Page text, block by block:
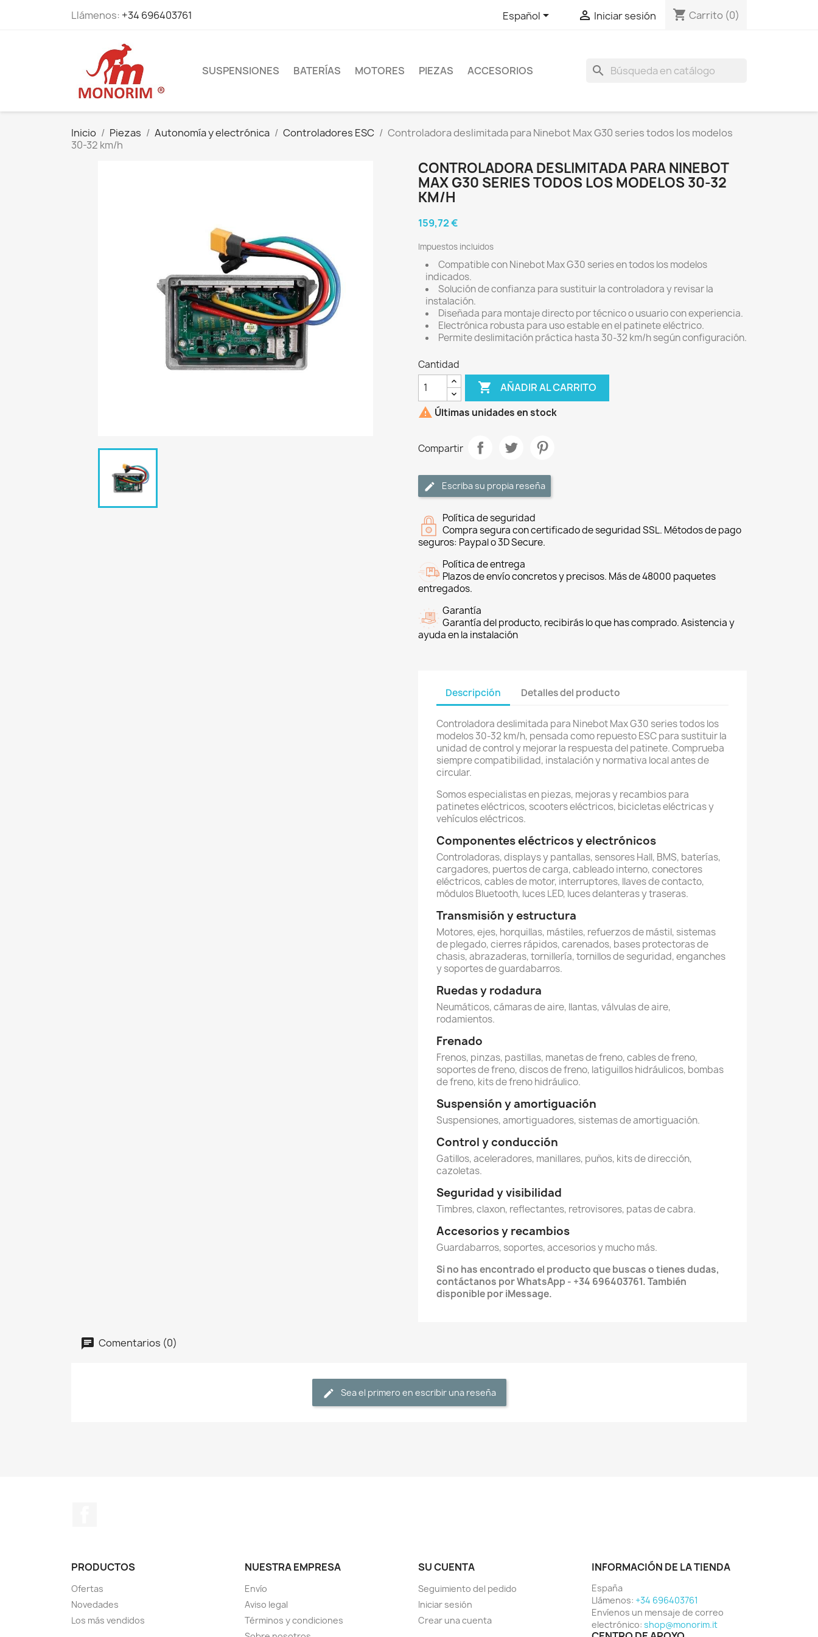
Llámenos: +34 696403761 Español  Iniciar sesión shopping_cart Carrito (0)
SUSPENSIONES BATERÍAS MOTORES PIEZAS ACCESORIOS search
Inicio Piezas Autonomía y electrónica Controladores ESC
Controladora deslimitada para Ninebot Max G30 series todos los modelos
30-32 km/h
CONTROLADORA DESLIMITADA PARA NINEBOT
MAX G30 SERIES TODOS LOS MODELOS 30-32
KM/H
159,72 €
Impuestos incluidos
Compatible con Ninebot Max G30 series en todos los modelos
indicados.
Solución de confianza para sustituir la controladora y revisar la
instalación.
Diseñada para montaje directo por técnico o usuario con experiencia.
Electrónica robusta para uso estable en el patinete eléctrico.
Permite deslimitación práctica hasta 30-32 km/h según configuración.
Cantidad
 AÑADIR AL CARRITO
 Últimas unidades en stock
Compartir
Escriba su propia reseña
Política de seguridad
Compra segura con certificado de seguridad SSL. Métodos de pago
seguros: Paypal o 3D Secure.
Política de entrega
Plazos de envío concretos y precisos. Más de 48000 paquetes
entregados.
Garantía
Garantía del producto, recibirás lo que has comprado. Asistencia y
ayuda en la instalación
Descripción Detalles del producto
Controladora deslimitada para Ninebot Max G30 series todos los
modelos 30-32 km/h, pensada como repuesto ESC para sustituir la
unidad de control y mejorar la respuesta del patinete. Comprueba
siempre compatibilidad, instalación y normativa local antes de
circular.
Somos especialistas en piezas, mejoras y recambios para
patinetes eléctricos, scooters eléctricos, bicicletas eléctricas y
vehículos eléctricos.
Componentes eléctricos y electrónicos
Controladoras, displays y pantallas, sensores Hall, BMS, baterías,
cargadores, puertos de carga, cableado interno, conectores
eléctricos, cables de motor, interruptores, llaves de contacto,
módulos Bluetooth, luces LED, luces delanteras y traseras.
Transmisión y estructura
Motores, ejes, horquillas, mástiles, refuerzos de mástil, sistemas
de plegado, cierres rápidos, carenados, bases protectoras de
chasis, abrazaderas, tornillería, tornillos de seguridad, enganches
y soportes de guardabarros.
Ruedas y rodadura
Neumáticos, cámaras de aire, llantas, válvulas de aire,
rodamientos.
Frenado
Frenos, pinzas, pastillas, manetas de freno, cables de freno,
soportes de freno, discos de freno, latiguillos hidráulicos, bombas
de freno, kits de freno hidráulico.
Suspensión y amortiguación
Suspensiones, amortiguadores, sistemas de amortiguación.
Control y conducción
Gatillos, aceleradores, manillares, puños, kits de dirección,
cazoletas.
Seguridad y visibilidad
Timbres, claxon, reflectantes, retrovisores, patas de cabra.
Accesorios y recambios
Guardabarros, soportes, accesorios y mucho más.
Si no has encontrado el producto que buscas o tienes dudas,
contáctanos por WhatsApp - +34 696403761. También
disponible por iMessage.
Comentarios (0)
Sea el primero en escribir una reseña
PRODUCTOS
Ofertas
Novedades
Los más vendidos
NUESTRA EMPRESA
Envío
Aviso legal
Términos y condiciones
SU CUENTA
Seguimiento del pedido
Iniciar sesión
Crear una cuenta
INFORMACIÓN DE LA TIENDA
España
Llámenos: +34 696403761
Envíenos un mensaje de correo
electrónico: shop@monorim.it